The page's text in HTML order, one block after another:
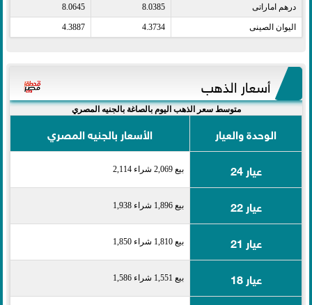
درهم اماراتى​ 8.0385
8.0645
اليوان الصينى​ 4.3734
4.3887
أسعار الذهب
متوسط سعر الذهب اليوم بالصاغة بالجنيه المصري
الوحدة والعيار
الأسعار بالجنيه المصري
عيار 24
بيع 2,069 شراء 2,114
عيار 22 بيع 1,896 شراء 1,938
عيار 21 بيع 1,810 شراء 1,850
عيار 18 بيع 1,551 شراء 1,586